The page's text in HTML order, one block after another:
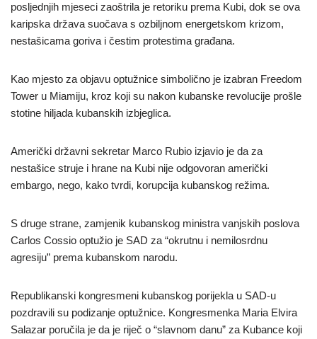
posljednjih mjeseci zaoštrila je retoriku prema Kubi, dok se ova
karipska država suočava s ozbiljnom energetskom krizom,
nestašicama goriva i čestim protestima građana.
Kao mjesto za objavu optužnice simbolično je izabran Freedom
Tower u Miamiju, kroz koji su nakon kubanske revolucije prošle
stotine hiljada kubanskih izbjeglica.
Američki državni sekretar Marco Rubio izjavio je da za
nestašice struje i hrane na Kubi nije odgovoran američki
embargo, nego, kako tvrdi, korupcija kubanskog režima.
S druge strane, zamjenik kubanskog ministra vanjskih poslova
Carlos Cossio optužio je SAD za “okrutnu i nemilosrdnu
agresiju” prema kubanskom narodu.
Republikanski kongresmeni kubanskog porijekla u SAD-u
pozdravili su podizanje optužnice. Kongresmenka Maria Elvira
Salazar poručila je da je riječ o “slavnom danu” za Kubance koji